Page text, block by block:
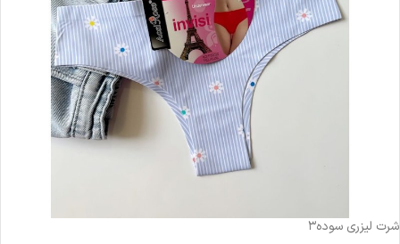
شرت لیزری سوده۳